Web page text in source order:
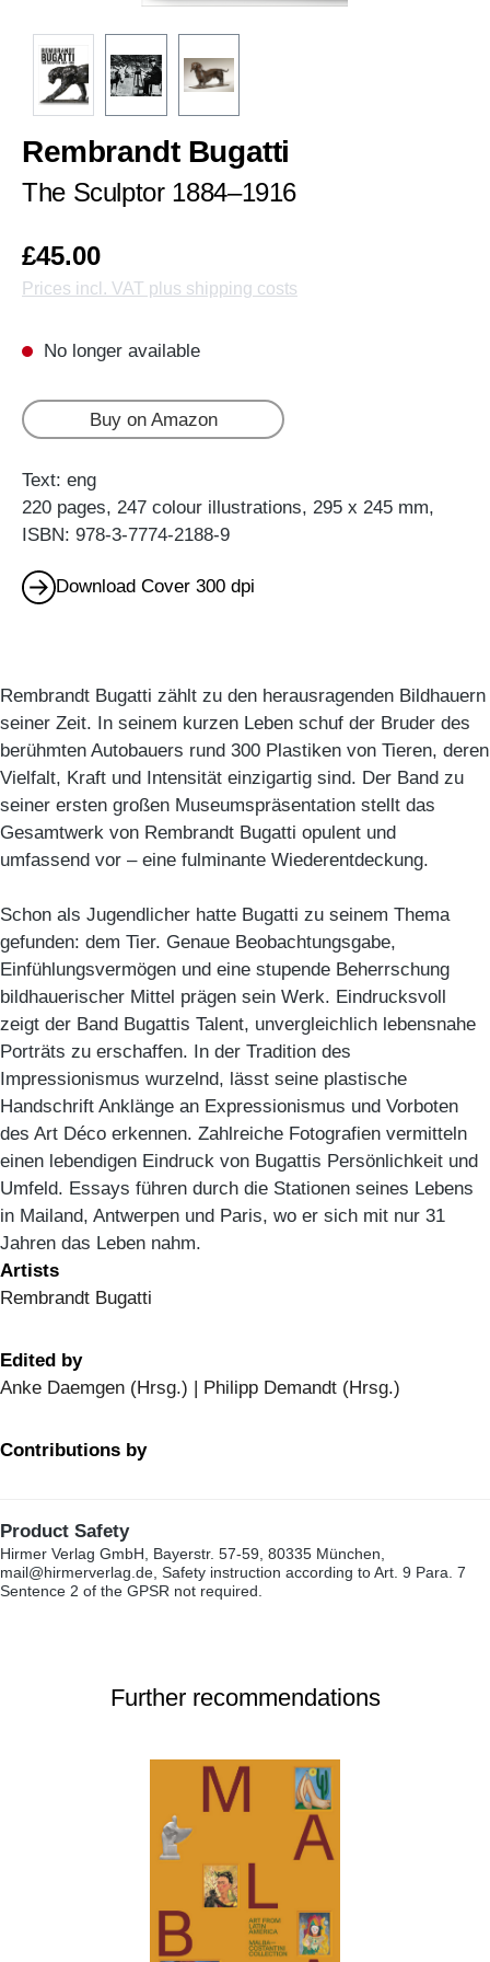
Rembrandt Bugatti
The Sculptor 1884–1916
£45.00
Prices incl. VAT plus shipping costs
No longer available
Buy on Amazon
Text: eng
220 pages, 247 colour illustrations, 295 x 245 mm,
ISBN: 978-3-7774-2188-9
Download Cover 300 dpi
Rembrandt Bugatti zählt zu den herausragenden Bildhauern
seiner Zeit. In seinem kurzen Leben schuf der Bruder des
berühmten Autobauers rund 300 Plastiken von Tieren, deren
Vielfalt, Kraft und Intensität einzigartig sind. Der Band zu
seiner ersten großen Museumspräsentation stellt das
Gesamtwerk von Rembrandt Bugatti opulent und
umfassend vor – eine fulminante Wiederentdeckung.
Schon als Jugendlicher hatte Bugatti zu seinem Thema
gefunden: dem Tier. Genaue Beobachtungsgabe,
Einfühlungsvermögen und eine stupende Beherrschung
bildhauerischer Mittel prägen sein Werk. Eindrucksvoll
zeigt der Band Bugattis Talent, unvergleichlich lebensnahe
Porträts zu erschaffen. In der Tradition des
Impressionismus wurzelnd, lässt seine plastische
Handschrift Anklänge an Expressionismus und Vorboten
des Art Déco erkennen. Zahlreiche Fotografien vermitteln
einen lebendigen Eindruck von Bugattis Persönlichkeit und
Umfeld. Essays führen durch die Stationen seines Lebens
in Mailand, Antwerpen und Paris, wo er sich mit nur 31
Jahren das Leben nahm.
Artists
Rembrandt Bugatti
Edited by
Anke Daemgen (Hrsg.) | Philipp Demandt (Hrsg.)
Contributions by
Product Safety
Hirmer Verlag GmbH, Bayerstr. 57-59, 80335 München,
mail@hirmerverlag.de, Safety instruction according to Art. 9 Para. 7
Sentence 2 of the GPSR not required.
Further recommendations